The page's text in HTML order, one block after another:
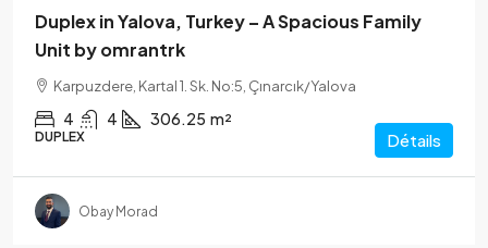
Duplex in Yalova, Turkey – A Spacious Family
Unit by omrantrk
Karpuzdere, Kartal 1. Sk. No:5, Çınarcık/Yalova
4 4 306.25 m²
DUPLEX Détails
Obay Morad